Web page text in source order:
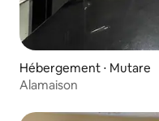
Hébergement ⋅ Mutare
Alamaison